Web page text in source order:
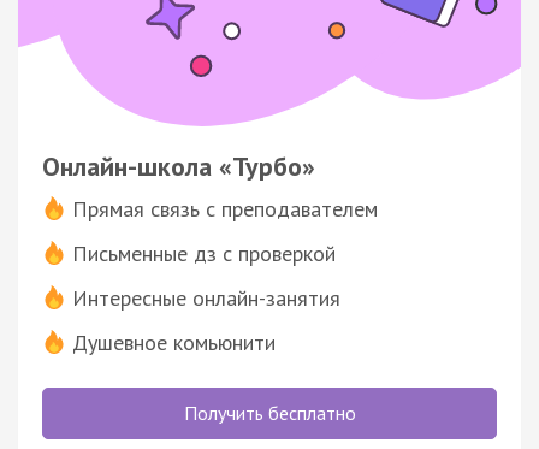
Онлайн-школа «Турбо»
Прямая связь с преподавателем
Письменные дз с проверкой
Интересные онлайн-занятия
Душевное комьюнити
Получить бесплатно